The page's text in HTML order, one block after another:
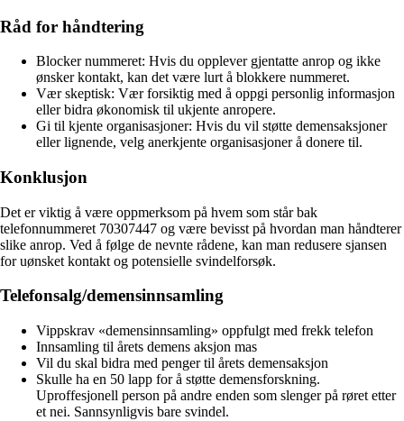
Råd for håndtering
Blocker nummeret: Hvis du opplever gjentatte anrop og ikke
ønsker kontakt, kan det være lurt å blokkere nummeret.
Vær skeptisk: Vær forsiktig med å oppgi personlig informasjon
eller bidra økonomisk til ukjente anropere.
Gi til kjente organisasjoner: Hvis du vil støtte demensaksjoner
eller lignende, velg anerkjente organisasjoner å donere til.
Konklusjon
Det er viktig å være oppmerksom på hvem som står bak
telefonnummeret 70307447 og være bevisst på hvordan man håndterer
slike anrop. Ved å følge de nevnte rådene, kan man redusere sjansen
for uønsket kontakt og potensielle svindelforsøk.
Telefonsalg/demensinnsamling
Vippskrav «demensinnsamling» oppfulgt med frekk telefon
Innsamling til årets demens aksjon mas
Vil du skal bidra med penger til årets demensaksjon
Skulle ha en 50 lapp for å støtte demensforskning.
Uproffesjonell person på andre enden som slenger på røret etter
et nei. Sannsynligvis bare svindel.